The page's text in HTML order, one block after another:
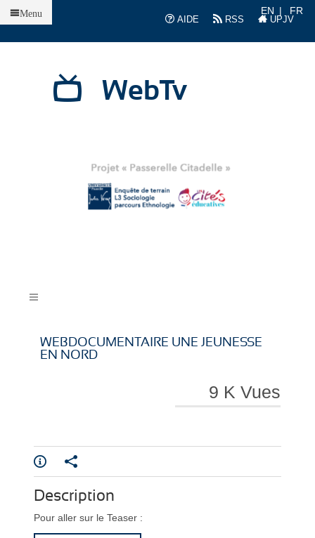
AIDE
RSS UPJV
EN FR
WebTv
Menu
WEBDOCUMENTAIRE UNE JEUNESSE
EN NORD
9 K Vues
Description
Pour aller sur le Teaser :